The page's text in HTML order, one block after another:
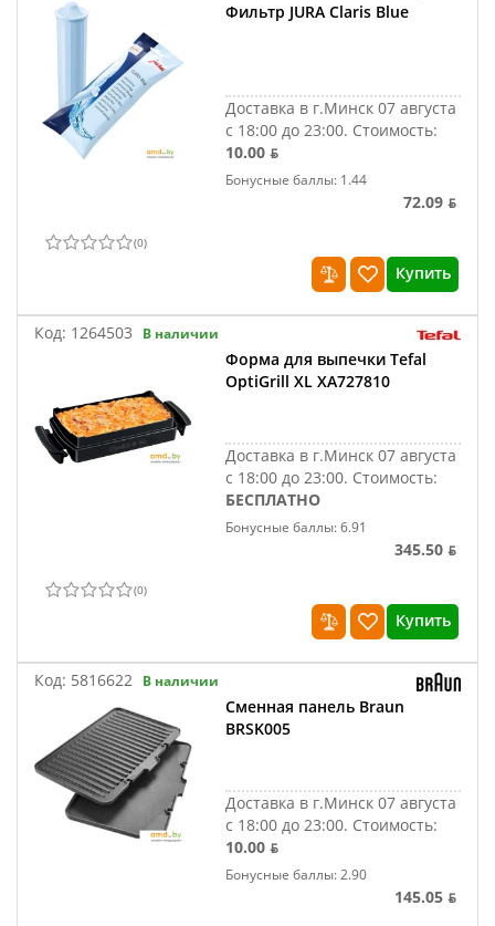
Фильтр JURA Claris Blue
Доставка в г.Минск 07 августа
с 18:00 до 23:00. Стоимость:
10.00 ƃ
Бонусные баллы: 1.44
72.09 ƃ
(0)
Купить
Код: 1264503 В наличии
Форма для выпечки Tefal
OptiGrill XL XA727810
Доставка в г.Минск 07 августа
с 18:00 до 23:00. Стоимость:
БЕСПЛАТНО
Бонусные баллы: 6.91
345.50 ƃ
(0)
Купить
Код: 5816622 В наличии
Сменная панель Braun
BRSK005
Доставка в г.Минск 07 августа
с 18:00 до 23:00. Стоимость:
10.00 ƃ
Бонусные баллы: 2.90
145.05 ƃ